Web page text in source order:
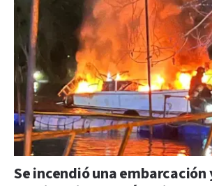
Se incendió una embarcación